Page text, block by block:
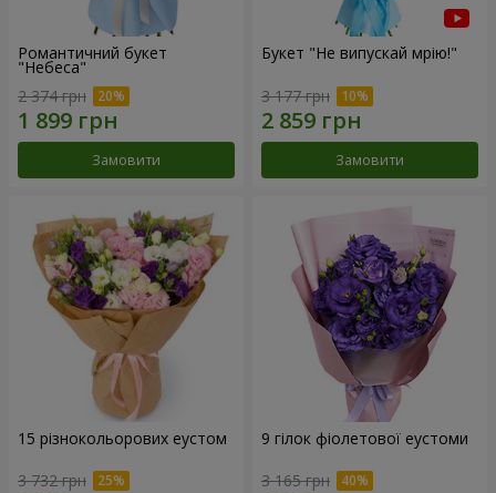
Романтичний букет
"Небеса"
2 374 грн
Замовити
Букет "Не випускай мрію!"
3 177 грн
Замовити
15 різнокольорових еустом
3 732 грн
9 гілок фіолетової еустоми
3 165 грн